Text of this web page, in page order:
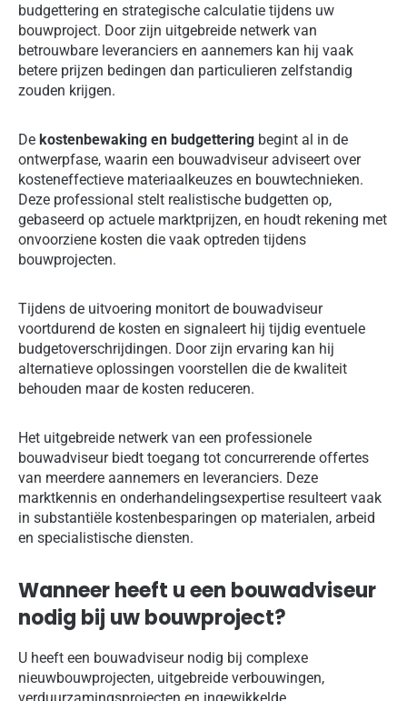
budgettering en strategische calculatie tijdens uw
bouwproject. Door zijn uitgebreide netwerk van
betrouwbare leveranciers en aannemers kan hij vaak
betere prijzen bedingen dan particulieren zelfstandig
zouden krijgen.
De kostenbewaking en budgettering begint al in de
ontwerpfase, waarin een bouwadviseur adviseert over
kosteneffectieve materiaalkeuzes en bouwtechnieken.
Deze professional stelt realistische budgetten op,
gebaseerd op actuele marktprijzen, en houdt rekening met
onvoorziene kosten die vaak optreden tijdens
bouwprojecten.
Tijdens de uitvoering monitort de bouwadviseur
voortdurend de kosten en signaleert hij tijdig eventuele
budgetoverschrijdingen. Door zijn ervaring kan hij
alternatieve oplossingen voorstellen die de kwaliteit
behouden maar de kosten reduceren.
Het uitgebreide netwerk van een professionele
bouwadviseur biedt toegang tot concurrerende offertes
van meerdere aannemers en leveranciers. Deze
marktkennis en onderhandelingsexpertise resulteert vaak
in substantiële kostenbesparingen op materialen, arbeid
en specialistische diensten.
Wanneer heeft u een bouwadviseur
nodig bij uw bouwproject?
U heeft een bouwadviseur nodig bij complexe
nieuwbouwprojecten, uitgebreide verbouwingen,